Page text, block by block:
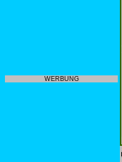
WERBUNG